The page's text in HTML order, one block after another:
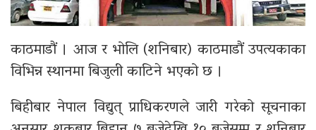
काठमाडौं । आज र भोलि (शनिबार) काठमाडौं उपत्यकाका
विभिन्न स्थानमा बिजुली काटिने भएको छ ।
बिहीबार नेपाल विद्युत् प्राधिकरणले जारी गरेको सूचनाका